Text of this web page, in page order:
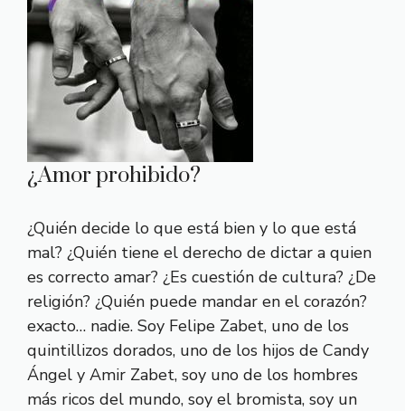
¿Amor prohibido?
¿Quién decide lo que está bien y lo que está
mal? ¿Quién tiene el derecho de dictar a quien
es correcto amar? ¿Es cuestión de cultura? ¿De
religión? ¿Quién puede mandar en el corazón?
exacto… nadie. Soy Felipe Zabet, uno de los
quintillizos dorados, uno de los hijos de Candy
Ángel y Amir Zabet, soy uno de los hombres
más ricos del mundo, soy el bromista, soy un